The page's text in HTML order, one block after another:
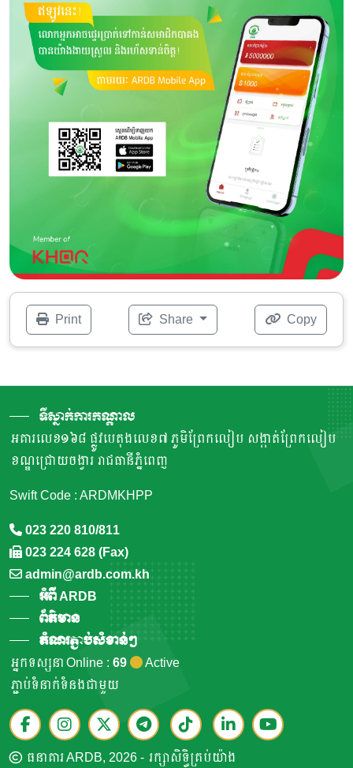
Print Share Copy
ទីស្នាក់ការកណ្តាល
អគារលេខ១៦៨ ផ្លូវបេតុងលេខ៧ ភូមិព្រែកលៀប សង្កាត់ព្រែកលៀប
ខណ្ឌជ្រោយចង្វារ រាជធានីភ្នំពេញ
Swift Code : ARDMKHPP
023 220 810/811
023 224 628 (Fax)
admin@ardb.com.kh
អំពី ARDB
ព័ត៌មាន
តំណរភ្ជាប់សំខាន់ៗ
អ្នកទស្សនា Online : 69
Active
ភ្ជាប់ទំនាក់ទំនងជាមួយ
ធនាគារ ARDB, 2026 - រក្សាសិទ្ធិគ្រប់យ៉ាង